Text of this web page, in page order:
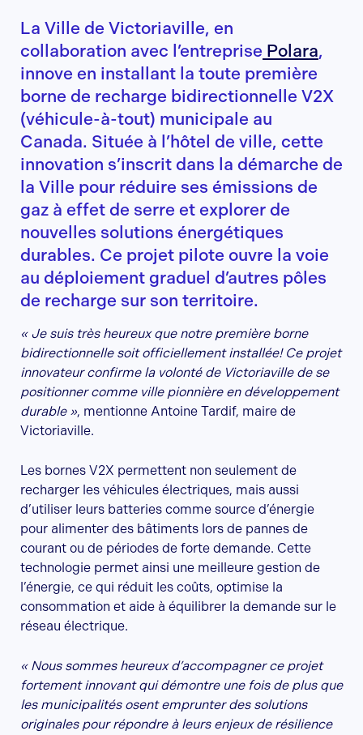
La Ville de Victoriaville, en
collaboration avec l’entreprise Polara,
innove en installant la toute première
borne de recharge bidirectionnelle V2X
(véhicule-à-tout) municipale au
Canada. Située à l’hôtel de ville, cette
innovation s’inscrit dans la démarche de
la Ville pour réduire ses émissions de
gaz à effet de serre et explorer de
nouvelles solutions énergétiques
durables. Ce projet pilote ouvre la voie
au déploiement graduel d’autres pôles
de recharge sur son territoire.
« Je suis très heureux que notre première borne
bidirectionnelle soit officiellement installée! Ce projet
innovateur confirme la volonté de Victoriaville de se
positionner comme ville pionnière en développement
durable », mentionne Antoine Tardif, maire de
Victoriaville.
Les bornes V2X permettent non seulement de
recharger les véhicules électriques, mais aussi
d’utiliser leurs batteries comme source d’énergie
pour alimenter des bâtiments lors de pannes de
courant ou de périodes de forte demande. Cette
technologie permet ainsi une meilleure gestion de
l’énergie, ce qui réduit les coûts, optimise la
consommation et aide à équilibrer la demande sur le
réseau électrique.
« Nous sommes heureux d’accompagner ce projet
fortement innovant qui démontre une fois de plus que
les municipalités osent emprunter des solutions
originales pour répondre à leurs enjeux de résilience